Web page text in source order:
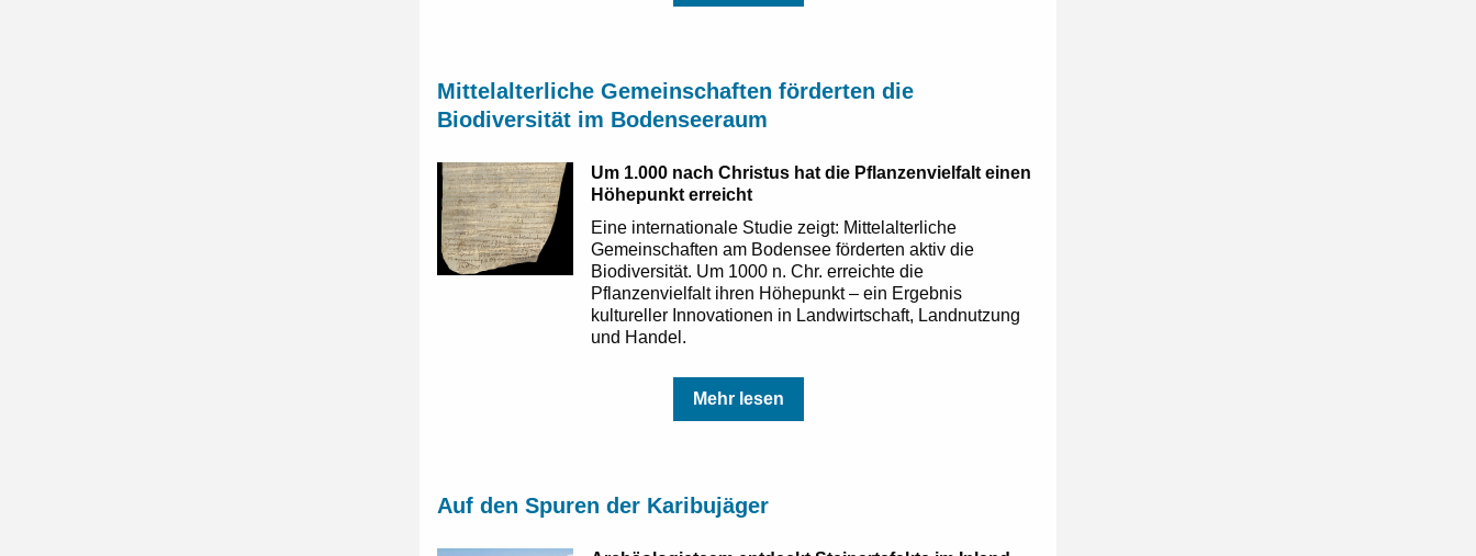
Mittelalterliche Gemeinschaften förderten die
Biodiversität im Bodenseeraum
Um 1.000 nach Christus hat die Pflanzenvielfalt einen
Höhepunkt erreicht
Eine internationale Studie zeigt: Mittelalterliche
Gemeinschaften am Bodensee förderten aktiv die
Biodiversität. Um 1000 n. Chr. erreichte die
Pflanzenvielfalt ihren Höhepunkt – ein Ergebnis
kultureller Innovationen in Landwirtschaft, Landnutzung
und Handel.
Mehr lesen
Auf den Spuren der Karibujäger